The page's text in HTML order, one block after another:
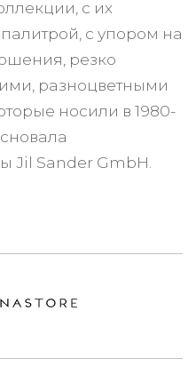
с их
с упором на
резко
разноцветными
носили в 1980-
Jil Sander GmbH.